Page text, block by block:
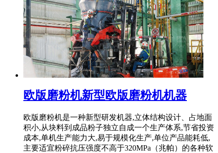
欧版磨粉机新型欧版磨粉机机器
欧版磨粉机是一种新型研发机器,立体结构设计、占地面
积小,从块料到成品粉子独立自成一个生产体系,节省投资
成本,单机生产能力大,易于规模化生产,单位产品能耗低,
主要适宜粉碎抗压强度不高于320MPa（兆帕）的各种软